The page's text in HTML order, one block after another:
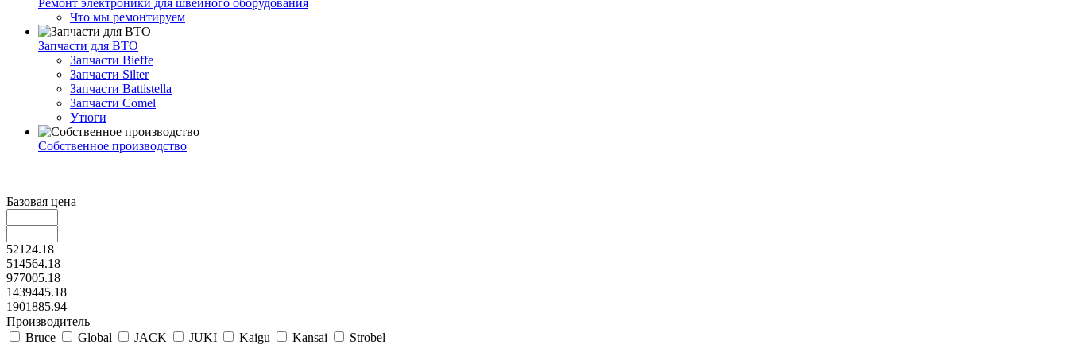
Что мы ремонтируем
Запчасти для ВТО
Запчасти Bieffe
Запчасти Silter
Запчасти Battistella
Запчасти Comel
Утюги
Собственное производство
Базовая цена
52124.18
514564.18
977005.18
1439445.18
1901885.94
Производитель
Bruce
Global JACK JUKI Kaigu Kansai Strobel